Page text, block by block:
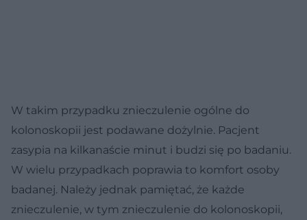
W takim przypadku znieczulenie ogólne do
kolonoskopii jest podawane dożylnie. Pacjent
zasypia na kilkanaście minut i budzi się po badaniu.
W wielu przypadkach poprawia to komfort osoby
badanej. Należy jednak pamiętać, że każde
znieczulenie, w tym znieczulenie do kolonoskopii,